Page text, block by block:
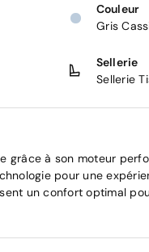
Couleur
Gris
Sellerie
Sellerie
grâce à son moteur
pour une
un confort optimal